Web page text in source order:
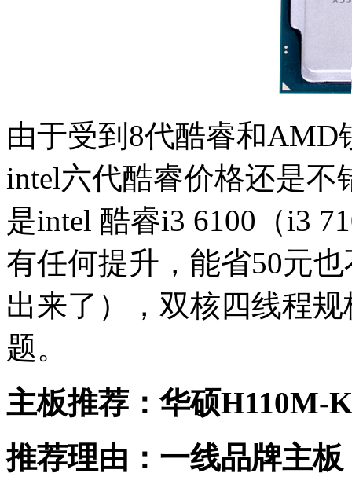
由于受到8代酷睿和
intel六代酷睿价格还是不
是intel 酷睿i3 6100（i3
有任何提升，能省50元
出来了），双核四线程
题。
主板推荐：华硕H110M-K
推荐理由：一线品牌主